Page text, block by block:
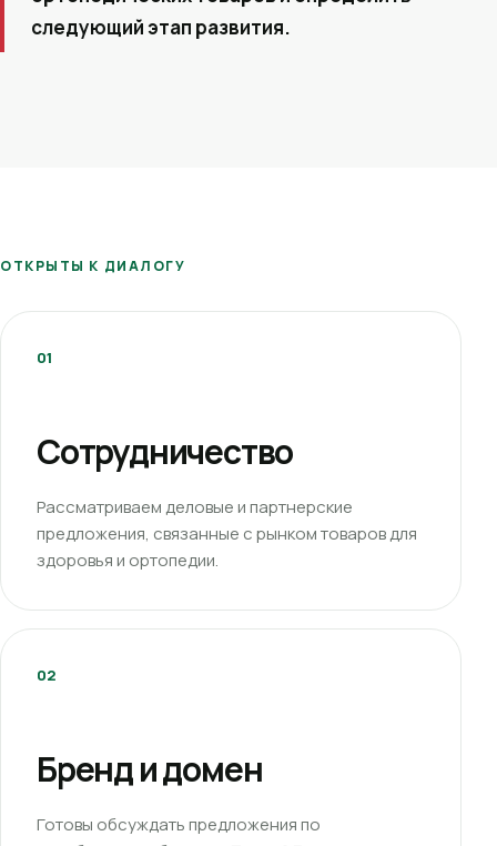
следующий этап развития.
ОТКРЫТЫ К ДИАЛОГУ
01
Сотрудничество
Рассматриваем деловые и партнерские
предложения, связанные с рынком товаров для
здоровья и ортопедии.
02
Бренд и домен
Готовы обсуждать предложения по